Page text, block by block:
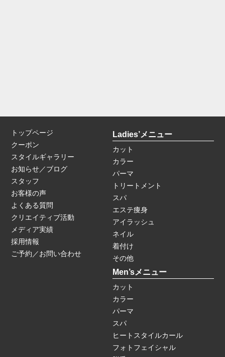
トップページ
クーポン
スタイルギャラリー
お知らせ／ブログ
スタッフ
お客様の声
よくある質問
クリエイティブ活動
メディア実績
採用情報
ご予約／お問い合わせ
Ladies’メニュー
カット
カラー
パーマ
トリートメント
スパ
エステ痩身
アイラッシュ
ネイル
着付け
その他
Men’sメニュー
カット
カラー
パーマ
スパ
ヒートスタイルカール
フォトフェイシャル